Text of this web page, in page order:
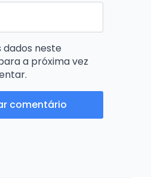
dados neste
a próxima vez